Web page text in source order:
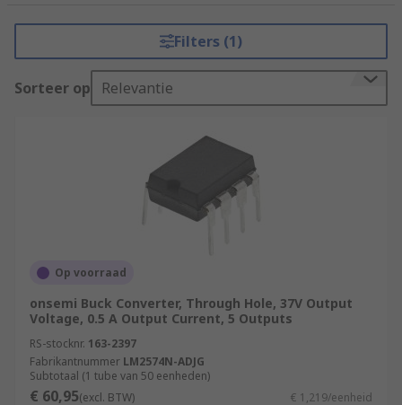
Filters (1)
Sorteer op Relevantie
Op voorraad
onsemi Buck Converter, Through Hole, 37V Output
Voltage, 0.5 A Output Current, 5 Outputs
RS-stocknr. 163-2397
Fabrikantnummer LM2574N-ADJG
Subtotaal (1 tube van 50 eenheden)
€ 60,95(excl. BTW) € 1,219/eenheid